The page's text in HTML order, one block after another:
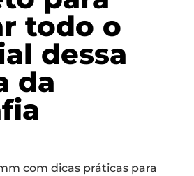
todo o
dessa
da
com dicas práticas para